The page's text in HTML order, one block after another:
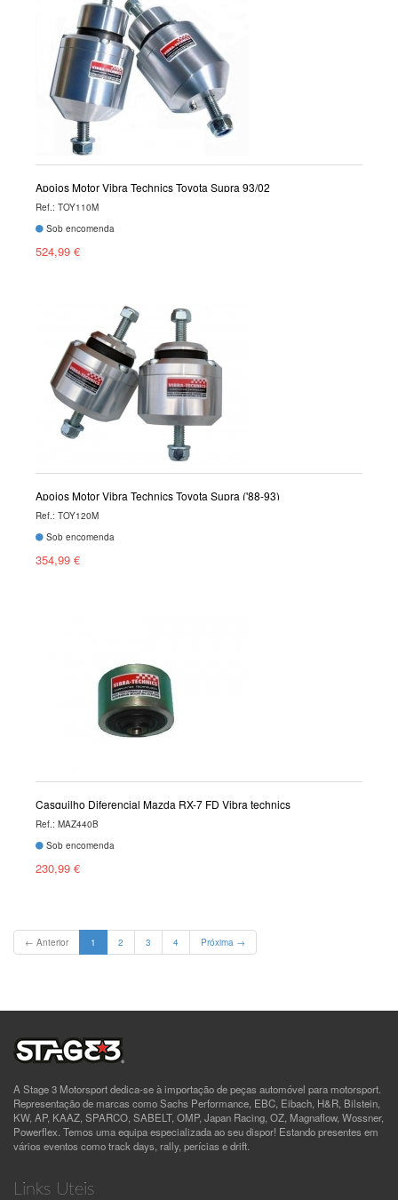
Apoios Motor Vibra Technics Toyota Supra 93/02
Ref.: TOY110M
Sob encomenda
524,99 €
Apoios Motor Vibra Technics Toyota Supra ('88-93)
Ref.: TOY120M
Sob encomenda
354,99 €
Casquilho Diferencial Mazda RX-7 FD Vibra technics
Ref.: MAZ440B
Sob encomenda
230,99 €
← Anterior 1 (current)
2 3 4 Próxima →
A Stage 3 Motorsport dedica-se à importação de peças automóvel para motorsport.
Representação de marcas como Sachs Performance, EBC, Eibach, H&R, Bilstein,
KW, AP, KAAZ, SPARCO, SABELT, OMP, Japan Racing, OZ, Magnaflow, Wossner,
Powerflex. Temos uma equipa especializada ao seu dispor! Estando presentes em
vários eventos como track days, rally, perícias e drift.
Links Uteis